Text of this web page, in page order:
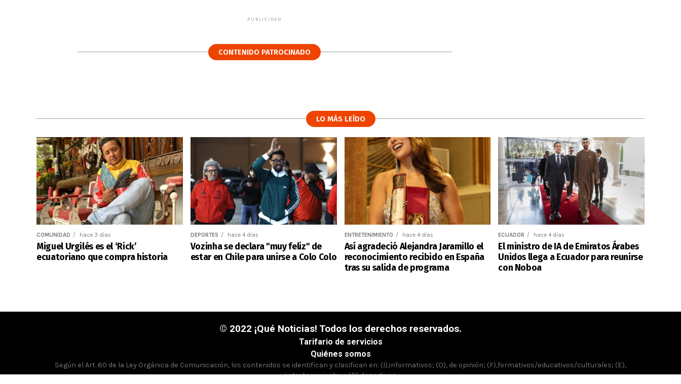
PUBLICIDAD
CONTENIDO PATROCINADO
LO MÁS LEÍDO
COMUNIDAD hace 3 días
Miguel Urgilés es el ‘Rick’
ecuatoriano que compra historia
DEPORTES hace 4 días
Vozinha se declara "muy feliz" de
estar en Chile para unirse a Colo Colo
ENTRETENIMIENTO hace 4 días
Así agradeció Alejandra Jaramillo el
reconocimiento recibido en España
tras su salida de programa
ECUADOR hace 4 días
El ministro de IA de Emiratos Árabes
Unidos llega a Ecuador para reunirse
con Noboa
© 2022 ¡Qué Noticias! Todos los derechos reservados.
Tarifario de servicios
Quiénes somos
Según el Art. 60 de la Ley Orgánica de Comunicación, los contenidos se identifican y clasifican en: (I),informativos; (O), de opinión; (F),formativos/educativos/culturales; (E),
entretenimiento; y (D),deportivos.